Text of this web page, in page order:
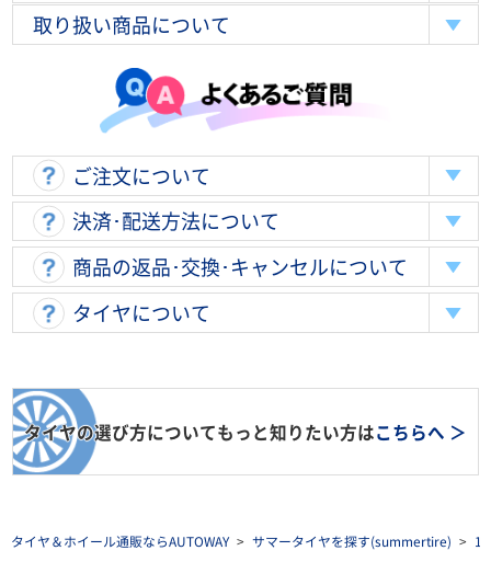
取り扱い商品について
ご注文について
決済･配送方法について
商品の返品･交換･キャンセルについて
タイヤについて
タイヤの選び方についてもっと知りたい方はこちらへ ＞
タイヤ＆ホイール通販ならAUTOWAY > サマータイヤを探す(summertire) >